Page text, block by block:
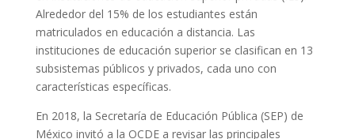
Alrededor del 15% de los estudiantes están
matriculados en educación a distancia. Las
instituciones de educación superior se clasifican en 13
subsistemas públicos y privados, cada uno con
características específicas.
En 2018, la Secretaría de Educación Pública (SEP) de
México invitó a la OCDE a revisar las principales